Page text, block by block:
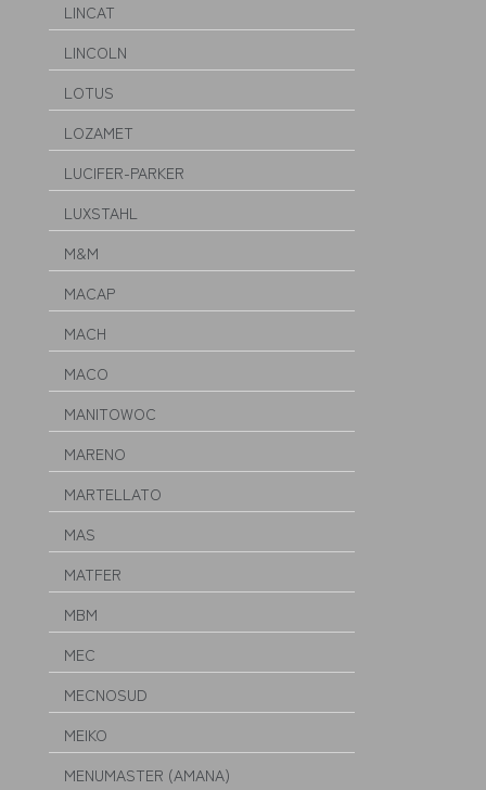
LINCAT
LINCOLN
LOTUS
LOZAMET
LUCIFER-PARKER
LUXSTAHL
M&M
MACAP
MACH
MACO
MANITOWOC
MARENO
MARTELLATO
MAS
MATFER
MBM
MEC
MECNOSUD
MEIKO
MENUMASTER (AMANA)